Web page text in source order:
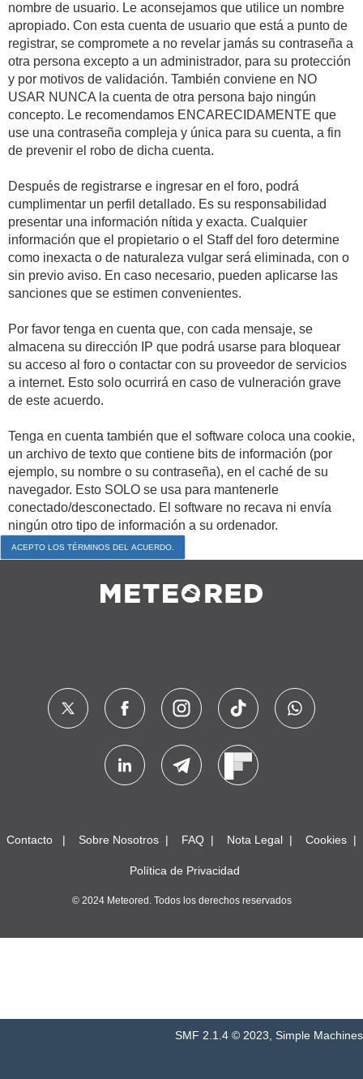
nombre de usuario. Le aconsejamos que utilice un nombre
apropiado. Con esta cuenta de usuario que está a punto de
registrar, se compromete a no revelar jamás su contraseña a
otra persona excepto a un administrador, para su protección
y por motivos de validación. También conviene en NO
USAR NUNCA la cuenta de otra persona bajo ningún
concepto. Le recomendamos ENCARECIDAMENTE que
use una contraseña compleja y única para su cuenta, a fin
de prevenir el robo de dicha cuenta.
Después de registrarse e ingresar en el foro, podrá
cumplimentar un perfil detallado. Es su responsabilidad
presentar una información nítida y exacta. Cualquier
información que el propietario o el Staff del foro determine
como inexacta o de naturaleza vulgar será eliminada, con o
sin previo aviso. En caso necesario, pueden aplicarse las
sanciones que se estimen convenientes.
Por favor tenga en cuenta que, con cada mensaje, se
almacena su dirección IP que podrá usarse para bloquear
su acceso al foro o contactar con su proveedor de servicios
a internet. Esto solo ocurrirá en caso de vulneración grave
de este acuerdo.
Tenga en cuenta también que el software coloca una cookie,
un archivo de texto que contiene bits de información (por
ejemplo, su nombre o su contraseña), en el caché de su
navegador. Esto SOLO se usa para mantenerle
conectado/desconectado. El software no recava ni envía
ningún otro tipo de información a su ordenador.
Contacto Sobre Nosotros FAQ Nota Legal Cookies
Política de Privacidad
© 2024 Meteored. Todos los derechos reservados
SMF 2.1.4 © 2023 Simple Machines